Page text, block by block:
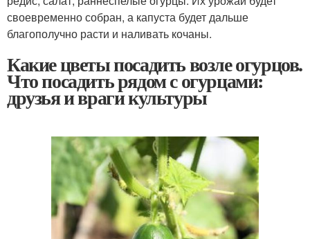
своевременно собран, а капуста будет дальше
благополучно расти и наливать кочаны.
Какие цветы посадить возле огурцов.
Что посадить рядом с огурцами:
друзья и враги культуры